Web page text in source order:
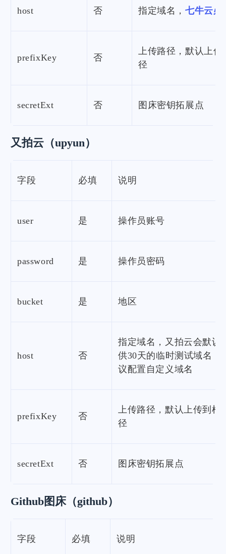
host 否 指定域名， 七牛云必
prefixKey 否
上传路径，默认上传
径
secretExt 否 图床密钥拓展点
又拍云（upyun）
字段 必填 说明
user 是 操作员账号
password 是 操作员密码
bucket 是 地区
host 否
指定域名，又拍云会默认
供30天的临时测试域名，
议配置自定义域名
prefixKey 否
上传路径，默认上传到根
径
secretExt 否 图床密钥拓展点
Github图床（github）
字段 必填 说明